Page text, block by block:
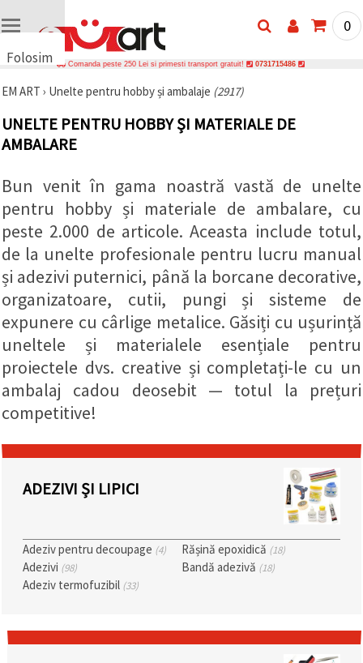
Folosim
uri
cookie-uri
și
tehnologii
pentru a
asigura
funcționarea
corectă a
site-ului,
pentru a vă
îmbunătăți
experiența
și, cu
acordul
dumneavoastră,
pentru a
analiza
traficul și a
conținut și
reclame
mai
relevante,
inclusiv cu
marketing.
utilizați
toate
cookie -
urile făcând
clic pe
indicați
0
Comanda peste 250 Lei si primesti transport gratuit! 0731715486
EM ART › Unelte pentru hobby și ambalaje (2917)
UNELTE PENTRU HOBBY ȘI MATERIALE DE
AMBALARE
Bun venit în gama noastră vastă de unelte
pentru hobby și materiale de ambalare, cu
peste 2.000 de articole. Aceasta include totul,
de la unelte profesionale pentru lucru manual
și adezivi puternici, până la borcane decorative,
organizatoare, cutii, pungi și sisteme de
expunere cu cârlige metalice. Găsiți cu ușurință
uneltele și materialele esențiale pentru
proiectele dvs. creative și completați-le cu un
ambalaj cadou deosebit — totul la prețuri
competitive!
ADEZIVI ȘI LIPICI
Adeziv pentru decoupage (4) Rășină epoxidică (18)
Adezivi (98) Bandă adezivă (18)
Adeziv termofuzibil (33)